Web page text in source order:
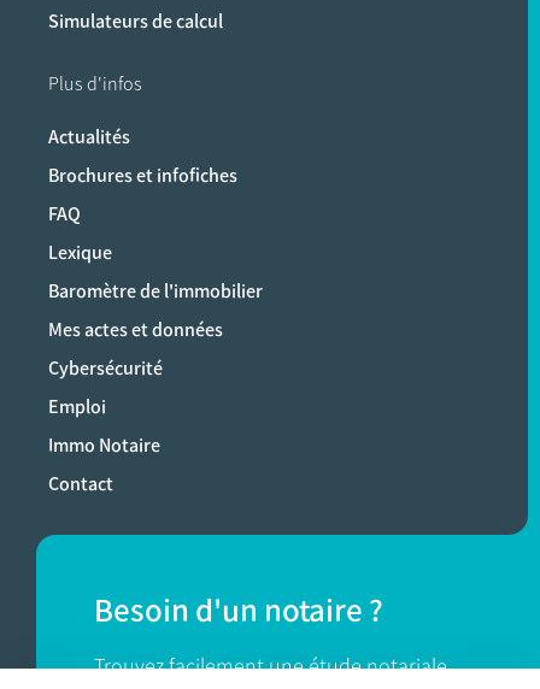
Simulateurs de calcul
Plus d'infos
Actualités
Brochures et infofiches
FAQ
Lexique
Baromètre de l'immobilier
Mes actes et données
Cybersécurité
Emploi
Immo Notaire
Contact
Besoin d'un notaire ?
Trouvez facilement une étude notariale